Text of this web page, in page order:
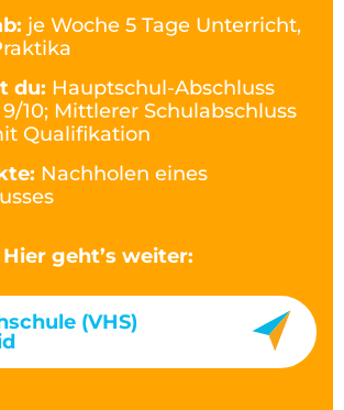
je Woche 5 Tage Unterricht,
du: Hauptschul-Abschluss
10; Mittlerer Schulabschluss
Qualifikation
Nachholen eines
Hier geht’s weiter:
(VHS)